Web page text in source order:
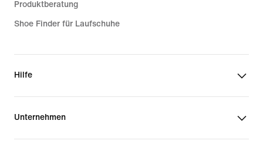
Produktberatung
Shoe Finder für Laufschuhe
Hilfe
Unternehmen